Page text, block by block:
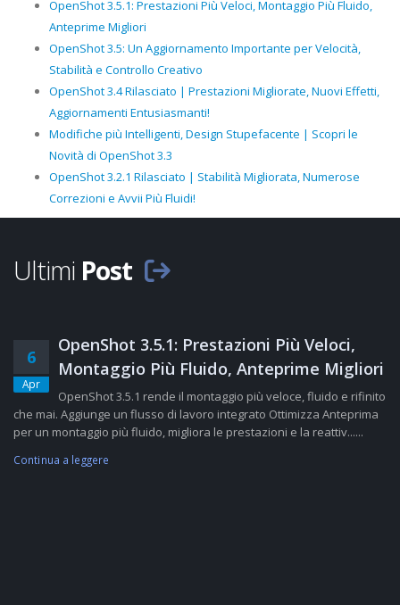
OpenShot 3.5.1: Prestazioni Più Veloci, Montaggio Più Fluido,
Anteprime Migliori
OpenShot 3.5: Un Aggiornamento Importante per Velocità,
Stabilità e Controllo Creativo
OpenShot 3.4 Rilasciato | Prestazioni Migliorate, Nuovi Effetti,
Aggiornamenti Entusiasmanti!
Modifiche più Intelligenti, Design Stupefacente | Scopri le
Novità di OpenShot 3.3
OpenShot 3.2.1 Rilasciato | Stabilità Migliorata, Numerose
Correzioni e Avvii Più Fluidi!
Ultimi Post
6
Apr
OpenShot 3.5.1: Prestazioni Più Veloci,
Montaggio Più Fluido, Anteprime Migliori
OpenShot 3.5.1 rende il montaggio più veloce, fluido e rifinito
che mai. Aggiunge un flusso di lavoro integrato Ottimizza Anteprima
per un montaggio più fluido, migliora le prestazioni e la reattiv......
Continua a leggere